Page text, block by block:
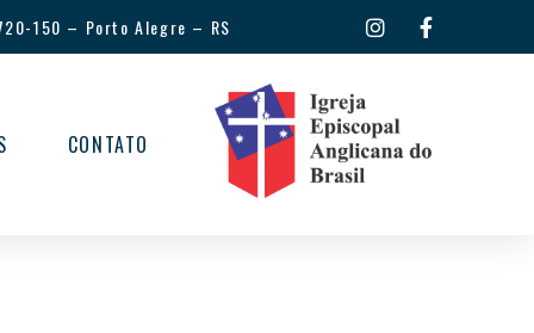
150 – Porto Alegre – RS
CONTATO